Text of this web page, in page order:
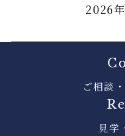
2026
ご相談
見学